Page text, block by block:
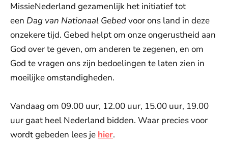
MissieNederland gezamenlijk het initiatief tot
een Dag van Nationaal Gebedvoor ons land in deze
onzekere tijd. Gebed helpt om onze ongerustheid aan
God over te geven, om anderen te zegenen, en om
God te vragen ons zijn bedoelingen te laten zien in
moeilijke omstandigheden.
Vandaag om 09.00 uur, 12.00 uur, 15.00 uur, 19.00
uur gaat heel Nederland bidden. Waar precies voor
wordt gebeden lees je hier.